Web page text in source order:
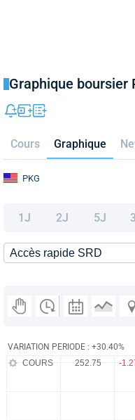
Graphique boursier
Cours Graphique
PKG
1J 2J 5J
VARIATION PERIODE : +30.40%
COURS 252.75 -